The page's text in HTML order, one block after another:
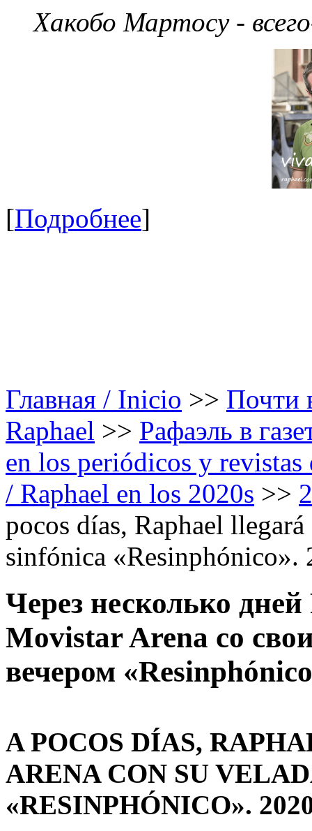
Хакобо Мартосу -
[Подробнее]
Главная / Inicio >> Почти
Raphael >> Рафаэль в
en los periódicos y
/ Raphael en los 2020s >>
pocos días, Raphael
sinfónica «Resinphónico».
Через несколько
Movistar Arena со
вечером
A POCOS DÍAS,
ARENA CON SU
«RESINPHÓNICO».